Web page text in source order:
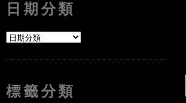
日期分類
標籤分類